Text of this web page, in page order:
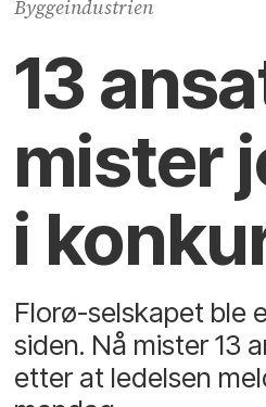
Byggeindustrien
13
mister
i
Florø-selskapet ble
siden. Nå mister 13
etter at ledelsen